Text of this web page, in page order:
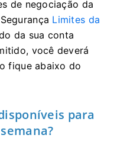
de negociação da
Limites da
da sua conta
você deverá
fique abaixo do
para